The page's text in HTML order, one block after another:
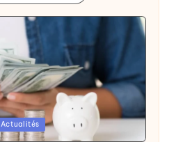
Actualités